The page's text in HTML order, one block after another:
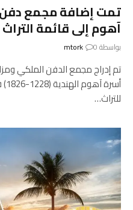
تمت إضافة مجمع دفن
آهوم إلى قائمة
بواسطة mtork 0
تم إدراج مجمع الدفن الملكي
للتراث…